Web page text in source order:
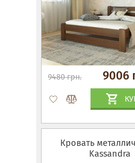
9480 грн. 9006
Кровать
Kassandra